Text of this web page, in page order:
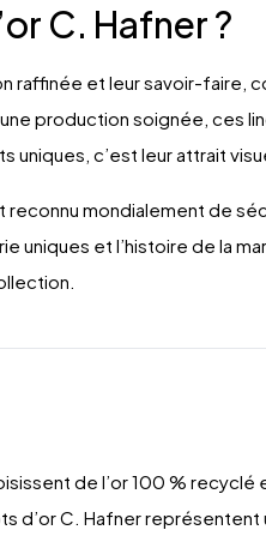
C. Hafner ?
raffinée et leur savoir-faire,
production soignée, ces
uniques, c’est leur attrait
mondialement de
uniques et l’histoire de la
de l’or 100 % recyclé
d’or C. Hafner